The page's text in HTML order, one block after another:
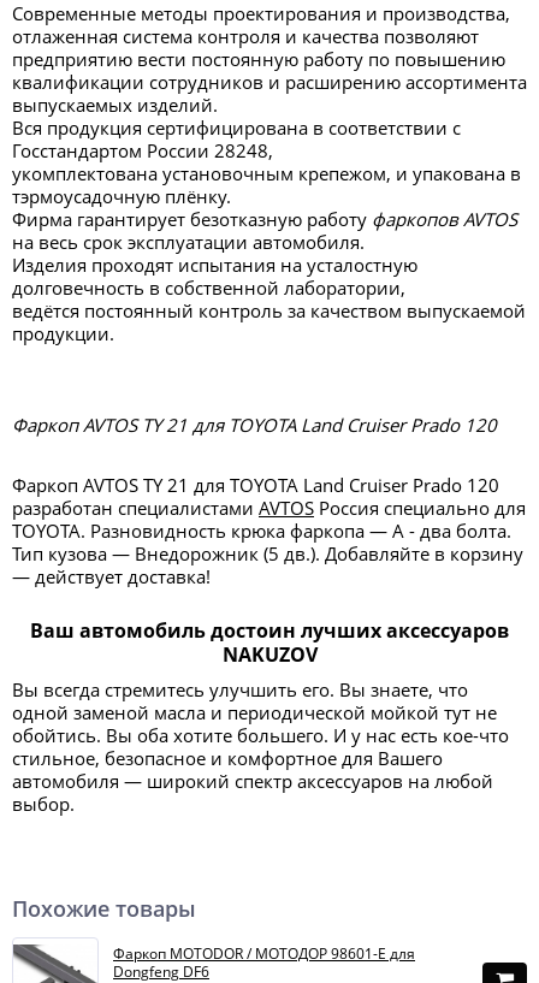
Современные методы проектирования и производства,
отлаженная система контроля и качества позволяют
предприятию вести постоянную работу по повышению
квалификации сотрудников и расширению ассортимента
выпускаемых изделий.
Вся продукция сертифицирована в соответствии с
Госстандартом России 28248,
укомплектована установочным крепежом, и упакована в
тэрмоусадочную плёнку.
Фирма гарантирует безотказную работу фаркопов AVTOS
на весь срок эксплуатации автомобиля.
Изделия проходят испытания на усталостную
долговечность в собственной лаборатории,
ведётся постоянный контроль за качеством выпускаемой
продукции.
Фаркоп AVTOS TY 21 для TOYOTA Land Cruiser Prado 120
Фаркоп AVTOS TY 21 для TOYOTA Land Cruiser Prado 120
разработан специалистами AVTOS Россия специально для
TOYOTA. Разновидность крюка фаркопа — А - два болта.
Тип кузова — Внедорожник (5 дв.). Добавляйте в корзину
— действует доставка!
Ваш автомобиль достоин лучших аксессуаров
NAKUZOV
Вы всегда стремитесь улучшить его. Вы знаете, что
одной заменой масла и периодической мойкой тут не
обойтись. Вы оба хотите большего. И у нас есть кое-что
стильное, безопасное и комфортное для Вашего
автомобиля — широкий спектр аксессуаров на любой
выбор.
Похожие товары
Фаркоп MOTODOR / МОТОДОР 98601-E для
Dongfeng DF6